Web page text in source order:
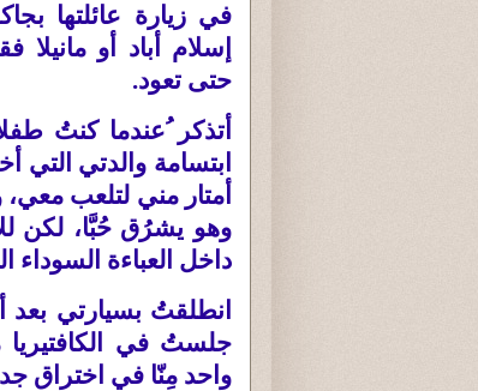
في زيارة عائلتها
إسلام أباد أو مانيلا
حتى تعود.
أتذكر ُعندما كنتُ
ابتسامة والدتي التي
أمتار مني لتلعب
وهو يشرُق حُبَّا، لكن
داخل العباءة السوداء
انطلقتُ بسيارتي بعد
جلستُ في
واحد مِنّا في اختراق